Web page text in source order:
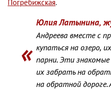
Погребижская.
Юлия Латынина,
Андреева вместе с
купаться на озеро,
парни. Эти
их забрать на
на обратной